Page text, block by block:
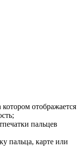
отображается
пальцев
пальца, карте или